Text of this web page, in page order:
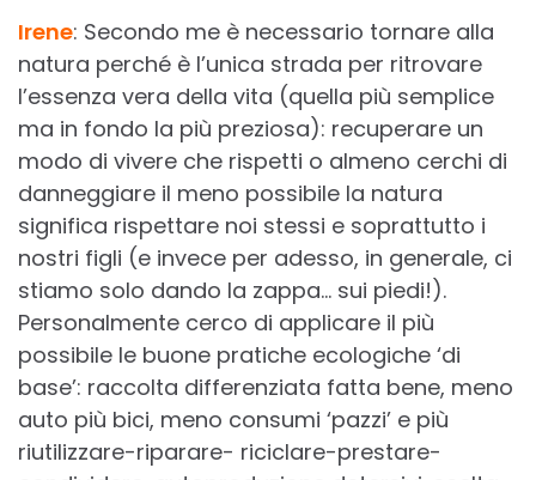
Irene: Secondo me è necessario tornare alla
natura perché è l’unica strada per ritrovare
l’essenza vera della vita (quella più semplice
ma in fondo la più preziosa): recuperare un
modo di vivere che rispetti o almeno cerchi di
danneggiare il meno possibile la natura
significa rispettare noi stessi e soprattutto i
nostri figli (e invece per adesso, in generale, ci
stiamo solo dando la zappa… sui piedi!).
Personalmente cerco di applicare il più
possibile le buone pratiche ecologiche ‘di
base’: raccolta differenziata fatta bene, meno
auto più bici, meno consumi ‘pazzi’ e più
riutilizzare-riparare- riciclare-prestare-